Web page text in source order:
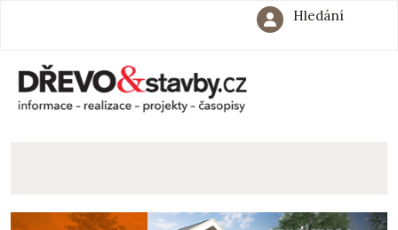
Hledání